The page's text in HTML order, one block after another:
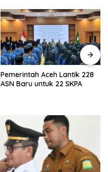
Pemerintah Aceh Lantik 228
ASN Baru untuk 22 SKPA